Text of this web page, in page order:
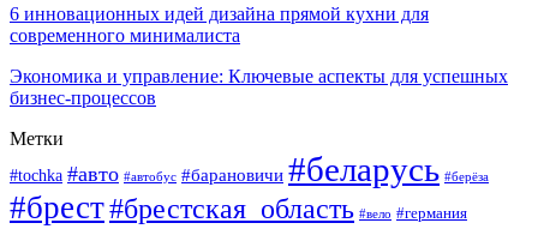
6 инновационных идей дизайна прямой кухни для
современного минималиста
Экономика и управление: Ключевые аспекты для успешных
бизнес-процессов
Метки
#tochka #авто #автобус #барановичи #беларусь #берёза
#брест#брестская_область #вело #германия